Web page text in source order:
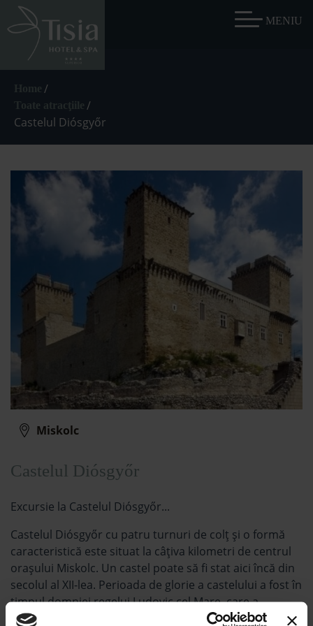
/
/
Castelul Diósgyőr
Miskolc
Castelul Diósgyőr
Excursie la Castelul Diósgyőr...
Castelul Diósgyőr cu patru turnuri de colț și o formă
caracteristică este situat la câțiva kilometri de centrul
orașului Miskolc. Un castel poate să fi stat aici încă din
secolul al XII-lea. Perioada de glorie a castelului a fost în
timpul domniei regelui Ludovic cel Mare, care a
construit cetatea într-un castel regal gotic. Sala